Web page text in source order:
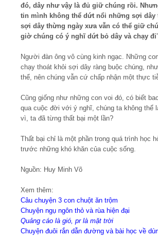
Tìm
đó, dây như vậy là đủ giữ chúng rồi.
tin mình không thể dứt nổi những sợi dây
sợi dây thừng ngày xưa vẫn có thể giữ
giờ chúng có ý nghĩ dứt bỏ dây và chạy đi
Người đàn ông vô cùng kinh ngạc. Những
chạy thoát khỏi sợi dây ràng buộc chúng,
thể, nên chúng vẫn cứ chấp nhận một thực
Cũng giống như những con voi đó, có biết
qua cuộc đời với ý nghĩ, chúng ta không thể
vì, ta đã từng thất bại một lần?
Thất bại chỉ là một phần trong quá trình học
trước những khó khăn của cuộc sống.
Nguồn: Huy Minh Võ
Xem thêm:
Câu chuyện 3 con chuột ăn trộm
Chuyện ngụ ngôn thỏ và rùa hiện đại
Quảng cáo là gió, pr là mặt trời
Chuyện đuôi rắn dẫn đường và bài học về